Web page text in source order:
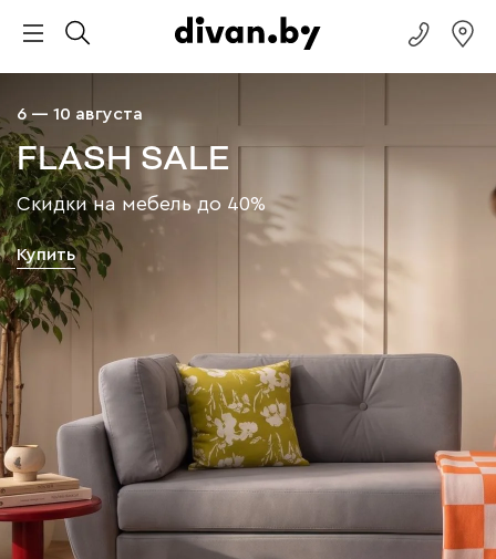
6 — 10 августа
FLASH SALE
Скидки на мебель до 40%
Купить